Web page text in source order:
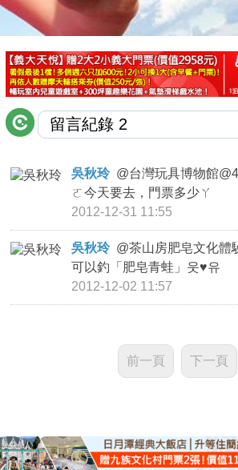
推薦景點
討論區
聯絡我們
APP下載
吳秋玲 @台灣玩具博物館
ㄛ今天要去，門票多少ㄚ
2012-12-31 11:55
吳秋玲 @茶山房肥皂文化體
可以釣「肥皂青蛙」웃♥유
2012-12-02 11:57
前一頁 下一頁